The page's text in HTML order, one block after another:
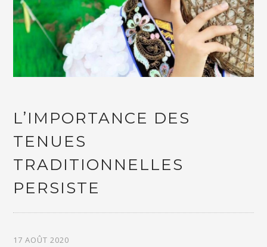
L’IMPORTANCE DES
TENUES
TRADITIONNELLES
PERSISTE
17 AOÛT 2020